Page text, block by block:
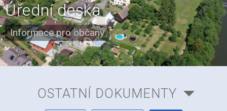
Úřední deska
Informace pro občany
OSTATNÍ DOKUMENTY